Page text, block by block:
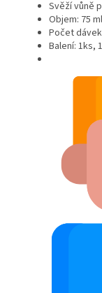
Svěží vůně
Objem: 75 ml
Počet
Balení: 1ks,